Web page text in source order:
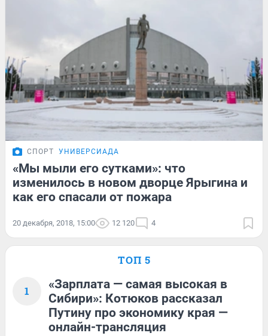
СПОРТ УНИВЕРСИАДА
«Мы мыли его сутками»: что
изменилось в новом дворце Ярыгина и
как его спасали от пожара
20 декабря, 2018, 15:00 12 120 4
ТОП 5
1
«Зарплата — самая высокая в
Сибири»: Котюков рассказал
Путину про экономику края —
онлайн-трансляция